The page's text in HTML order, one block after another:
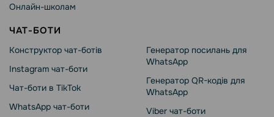
Онлайн-школам
ЧАТ-БОТИ
Конструктор чат-ботів
Instagram чат-боти
Чат-боти в TikTok
WhatsApp чат-боти
Генератор посилань для
WhatsApp
Генератор QR-кодів для
WhatsApp
Viber чат-боти